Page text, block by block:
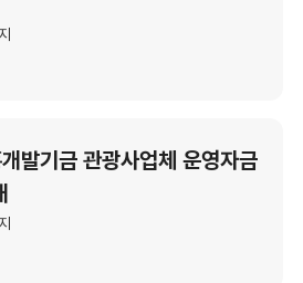
발기금 관광사업체 운영자금